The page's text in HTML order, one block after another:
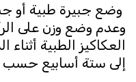
وضع جبيرة طبية أو
وعدم وضع وزن على
العكاكيز الطبية أثناء
إلى ستة أسابيع حسب